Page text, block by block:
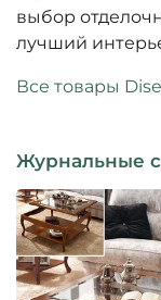
выбор
лучший
Все товары
Журнальные